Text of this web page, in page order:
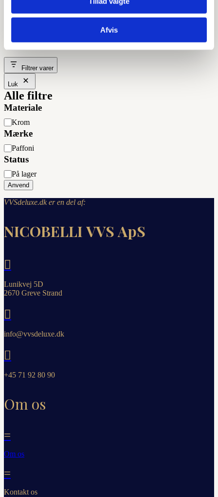
Afvis
New Stick DUO håndvaskarmatur –
U-tud lav model
kr.1.400,00
Filtrer varer
Luk
Alle filtre
Materiale
Materiale
Krom
Mærke
Mærke
Paffoni
Status
Status
På lager
Anvend
VVSdeluxe.dk er en del af:
NICOBELLI VVS ApS

Lunikvej 5D
2670 Greve Strand

info@vvsdeluxe.dk

+45 71 92 80 90
Om os
=
Om os
=
Kontakt os